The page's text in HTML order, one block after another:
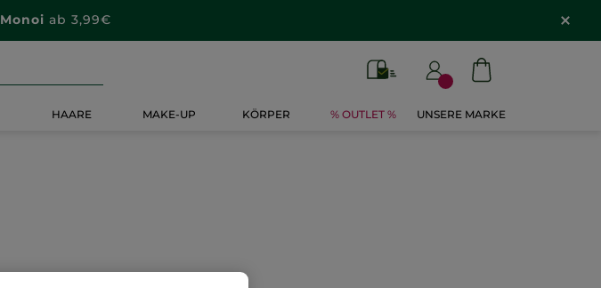
ab 3,99€
HAARE MAKE-UP KÖRPER % OUTLET % UNSERE MARKE